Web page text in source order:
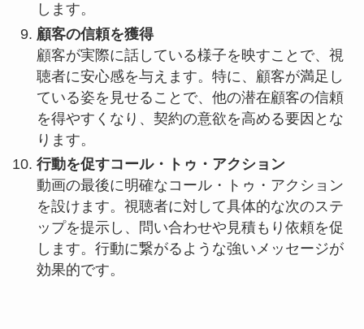
します。
顧客の信頼を獲得
顧客が実際に話している様子を映すことで、視
聴者に安心感を与えます。特に、顧客が満足し
ている姿を見せることで、他の潜在顧客の信頼
を得やすくなり、契約の意欲を高める要因とな
ります。
行動を促すコール・トゥ・アクション
動画の最後に明確なコール・トゥ・アクション
を設けます。視聴者に対して具体的な次のステ
ップを提示し、問い合わせや見積もり依頼を促
します。行動に繋がるような強いメッセージが
効果的です。